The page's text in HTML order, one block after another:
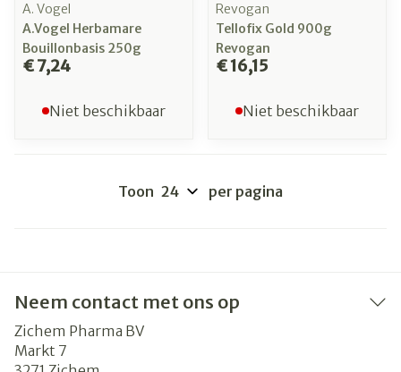
A. Vogel
A.Vogel Herbamare
Bouillonbasis 250g
€ 7,24
Niet beschikbaar
Revogan
Tellofix Gold 900g
Revogan
€ 16,15
Niet beschikbaar
Toon per pagina
Neem contact met ons op
Zichem Pharma BV
Markt 7